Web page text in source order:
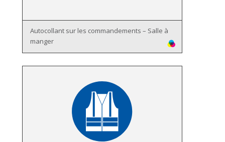
Autocollant sur les commandements – Salle à
manger